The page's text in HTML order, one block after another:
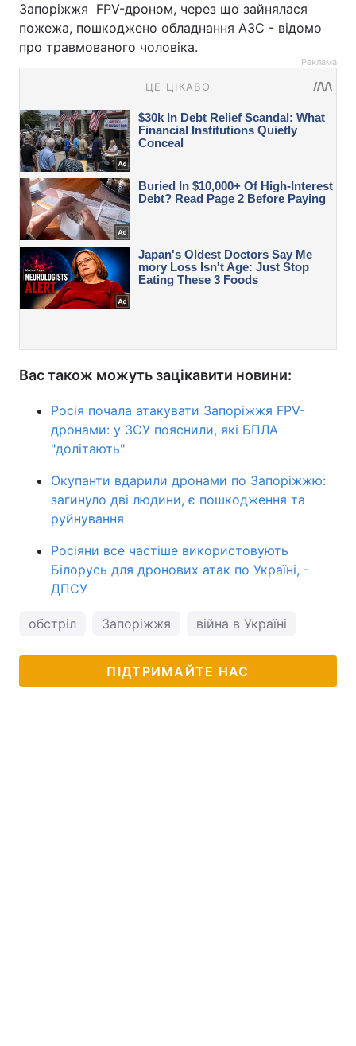
Запоріжжя FPV-дроном, через що зайнялася
пожежа, пошкоджено обладнання АЗС - відомо
про травмованого чоловіка.
Реклама
Вас також можуть зацікавити новини:
Росія почала атакувати Запоріжжя FPV-
дронами: у ЗСУ пояснили, які БПЛА
"долітають"
Окупанти вдарили дронами по Запоріжжю:
загинуло дві людини, є пошкодження та
руйнування
Росіяни все частіше використовують
Білорусь для дронових атак по Україні, -
ДПСУ
обстріл Запоріжжя війна в Україні
ПІДТРИМАЙТЕ НАС